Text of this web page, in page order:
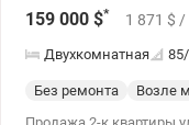
159 000 $* 1 871 $ /
Двухкомнатная
Без ремонта Возле